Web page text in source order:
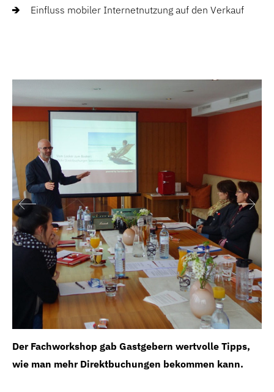
Einfluss mobiler Internetnutzung auf den Verkauf
Der Fachworkshop gab Gastgebern wertvolle Tipps,
wie man mehr Direktbuchungen bekommen kann.